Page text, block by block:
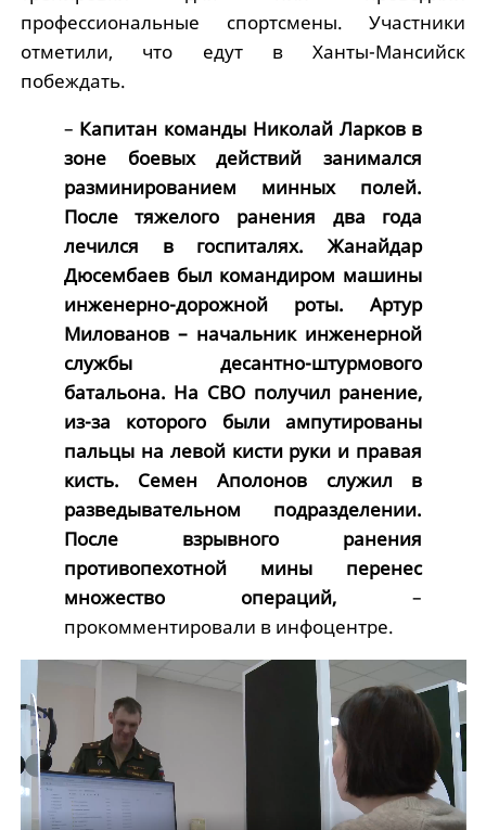
профессиональные спортсмены. Участники
отметили, что едут в Ханты-Мансийск
побеждать.
– Капитан команды Николай Ларков в
зоне боевых действий занимался
разминированием минных полей.
После тяжелого ранения два года
лечился в госпиталях. Жанайдар
Дюсембаев был командиром машины
инженерно-дорожной роты. Артур
Милованов – начальник инженерной
службы десантно-штурмового
батальона. На СВО получил ранение,
из-за которого были ампутированы
пальцы на левой кисти руки и правая
кисть. Семен Аполонов служил в
разведывательном подразделении.
После взрывного ранения
противопехотной мины перенес
множество операций, –
прокомментировали в инфоцентре.